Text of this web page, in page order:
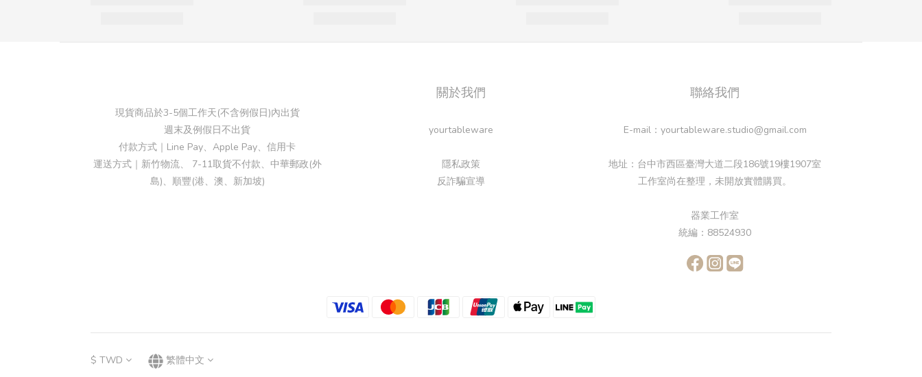
現貨商品於3-5個工作天(不含例假日)內出貨
週末及例假日不出貨
付款方式｜Line Pay、Apple Pay、信用卡
運送方式｜新竹物流、 7-11取貨不付款、中華郵政(外
島)、順豐(港、澳、新加坡)
關於我們
yourtableware
隱私政策
反詐騙宣導
聯絡我們
E-mail：yourtableware.studio@gmail.com
地址：台中市西區臺灣大道二段186號19樓1907室
工作室尚在整理，未開放實體購買。
器業工作室
統編：88524930
$ TWD 繁體中文